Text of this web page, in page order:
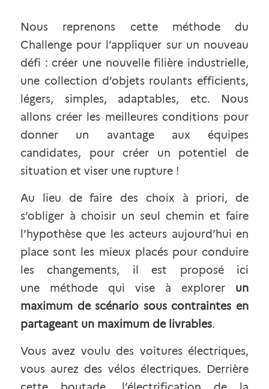
Nous reprenons cette méthode du
Challenge pour l’appliquer sur un nouveau
défi : créer une nouvelle filière industrielle,
une collection d’objets roulants efficients,
légers, simples, adaptables, etc. Nous
allons créer les meilleures conditions pour
donner un avantage aux équipes
candidates, pour créer un
potentiel de
situation et viser une rupture !
Au lieu de faire des choix à priori, de
s’obliger à choisir un seul chemin et faire
l’hypothèse que les acteurs aujourd’hui en
place sont les mieux placés pour conduire
les changements, il est proposé ici
une
méthode qui vise à explorer
un
maximum de scénario sous contraintes en
partageant un maximum de livrables.
Vous avez voulu des voitures électriques,
vous aurez des vélos électriques. Derrière